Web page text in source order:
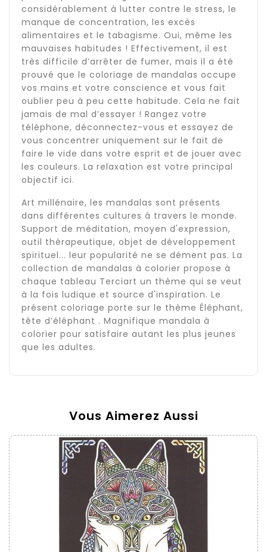
considérablement à lutter contre le stress, le
manque de concentration, les excès
alimentaires et le tabagisme. Oui, même les
mauvaises habitudes ! Effectivement, il est
très difficile d’arrêter de fumer, mais il a été
prouvé que le coloriage de mandalas occupe
vos mains et votre conscience et vous fait
oublier peu à peu cette habitude. Cela ne fait
jamais de mal d’essayer ! Rangez votre
téléphone, déconnectez-vous et essayez de
vous concentrer uniquement sur le fait de
faire le vide dans votre esprit et de jouer avec
les couleurs. La relaxation est votre principal
objectif ici.
Art millénaire, les mandalas sont présents
dans différentes cultures à travers le monde.
Support de méditation, moyen d'expression,
outil thérapeutique, objet de développement
spirituel... leur popularité ne se dément pas. La
collection de mandalas à colorier propose à
chaque tableau Terciart un thème qui se veut
à la fois ludique et source d'inspiration. Le
présent coloriage porte sur le thème Éléphant,
tête d’éléphant . Magnifique mandala à
colorier pour satisfaire autant les plus jeunes
que les adultes.
Vous Aimerez Aussi